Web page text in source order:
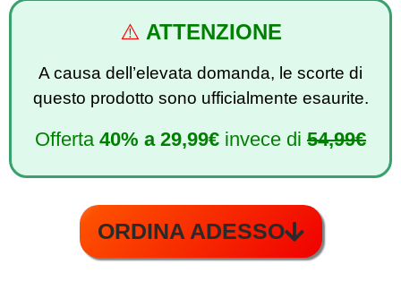
⚠️ ATTENZIONE
A causa dell’elevata domanda, le scorte di
questo prodotto sono ufficialmente esaurite.
Offerta 40% a 29,99€ invece di 54,99€
ORDINA ADESSO